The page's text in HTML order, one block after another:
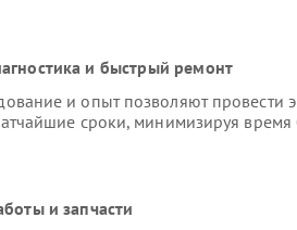
и быстрый ремонт
и опыт позволяют провести
сроки, минимизируя время
и запчасти